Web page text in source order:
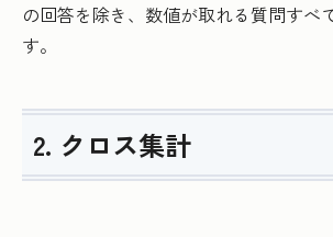
の回答を除き、数値が取れる質問すべ
す。
2. クロス集計